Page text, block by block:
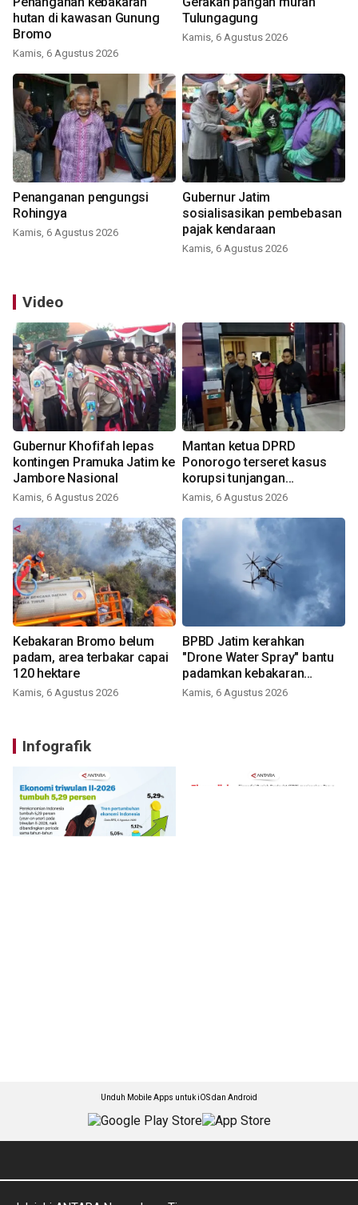
hutan di kawasan Gunung
Bromo
Kamis, 6 Agustus 2026
Tulungagung
Kamis, 6 Agustus 2026
Penanganan pengungsi
Rohingya
Kamis, 6 Agustus 2026
Gubernur Jatim
sosialisasikan pembebasan
pajak kendaraan
Kamis, 6 Agustus 2026
Video
Gubernur Khofifah lepas
kontingen Pramuka Jatim ke
Jambore Nasional
Kamis, 6 Agustus 2026
Mantan ketua DPRD
Ponorogo terseret kasus
korupsi tunjangan
perumahan
Kamis, 6 Agustus 2026
Kebakaran Bromo belum
padam, area terbakar capai
120 hektare
Kamis, 6 Agustus 2026
BPBD Jatim kerahkan
"Drone Water Spray" bantu
padamkan kebakaran
Bromo
Kamis, 6 Agustus 2026
Infografik
Unduh Mobile Apps untuk iOS dan Android